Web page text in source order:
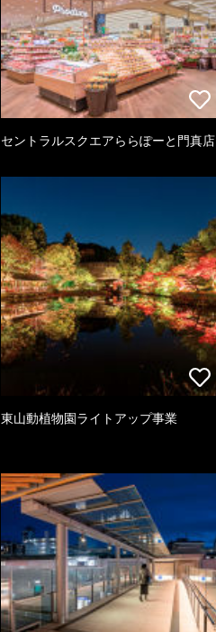
セントラルスクエアららぽーと門真店
東山動植物園ライトアップ事業